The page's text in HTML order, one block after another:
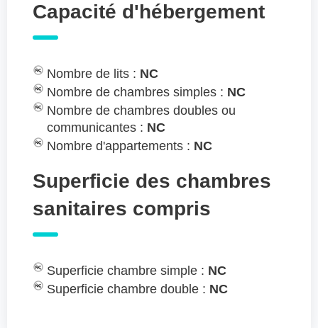
Capacité d'hébergement
Nombre de lits : NC
Nombre de chambres simples : NC
Nombre de chambres doubles ou
communicantes : NC
Nombre d'appartements : NC
Superficie des chambres
sanitaires compris
Superficie chambre simple : NC
Superficie chambre double : NC